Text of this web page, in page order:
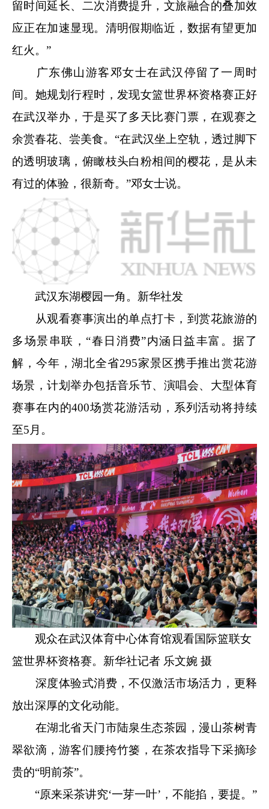
留时间延长、二次消费提升，文旅融合的叠加效
应正在加速显现。清明假期临近，数据有望更加
红火。”
广东佛山游客邓女士在武汉停留了一周时
间。她规划行程时，发现女篮世界杯资格赛正好
在武汉举办，于是买了多天比赛门票，在观赛之
余赏春花、尝美食。“在武汉坐上空轨，透过脚下
的透明玻璃，俯瞰枝头白粉相间的樱花，是从未
有过的体验，很新奇。”邓女士说。
武汉东湖樱园一角。新华社发
从观看赛事演出的单点打卡，到赏花旅游的
多场景串联，“春日消费”内涵日益丰富。据了
解，今年，湖北全省295家景区携手推出赏花游
场景，计划举办包括音乐节、演唱会、大型体育
赛事在内的400场赏花游活动，系列活动将持续
至5月。
观众在武汉体育中心体育馆观看国际篮联女
篮世界杯资格赛。新华社记者 乐文婉 摄
深度体验式消费，不仅激活市场活力，更释
放出深厚的文化动能。
在湖北省天门市陆泉生态茶园，漫山茶树青
翠欲滴，游客们腰挎竹篓，在茶农指导下采摘珍
贵的“明前茶”。
“原来采茶讲究‘一芽一叶’，不能掐，要提。”